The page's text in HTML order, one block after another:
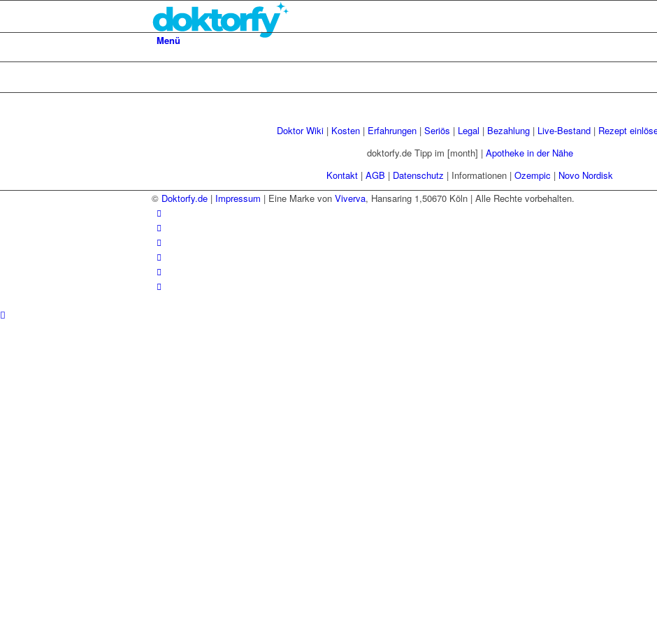
Menü
Doktor Wiki| Kosten| Erfahrungen| Seriös | Legal | Bezahlung| Live-Bestand| Rezept
doktorfy.de Tipp im [month] | Apotheke in der Nähe
Kontakt | AGB | Datenschutz | Informationen | Ozempic | Novo Nordisk
© Doktorfy.de | Impressum | Eine Marke von Viverva, Hansaring 1,50670 Köln | Alle Rechte vorbehalten.